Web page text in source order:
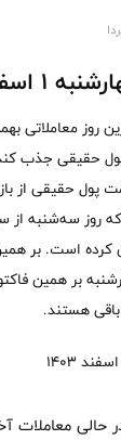
1403
روز معاملاتی
حقیقی جذب
ماهه بهمن، حدود 10 همت پول
روز سه‌شنبه
کرده است. بر
بر همین
هستند.
حالی معاملات